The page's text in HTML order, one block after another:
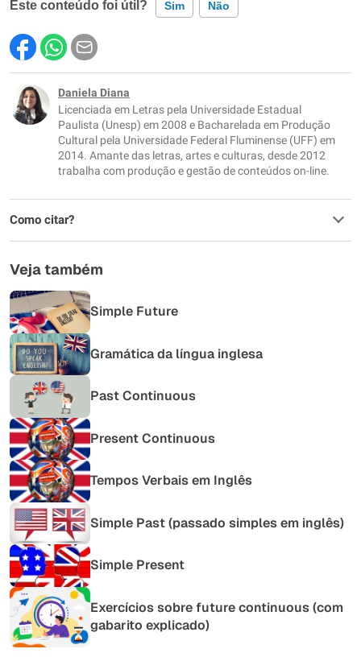
Este conteúdo foi útil? Sim Não
Este conteúdo contém informação incorreta
Este conteúdo não tem a informação que procuro
Outro
Daniela Diana
Licenciada em Letras pela Universidade Estadual
Paulista (Unesp) em 2008 e Bacharelada em Produção
Cultural pela Universidade Federal Fluminense (UFF) em
2014. Amante das letras, artes e culturas, desde 2012
trabalha com produção e gestão de conteúdos on-line.
Como citar?
Veja também
Simple Future
Gramática da língua inglesa
Past Continuous
Present Continuous
Tempos Verbais em Inglês
Simple Past (passado simples em inglês)
Simple Present
Exercícios sobre future continuous (com
gabarito explicado)